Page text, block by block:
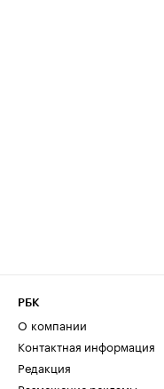
РБК
О компании
Контактная информация
Редакция